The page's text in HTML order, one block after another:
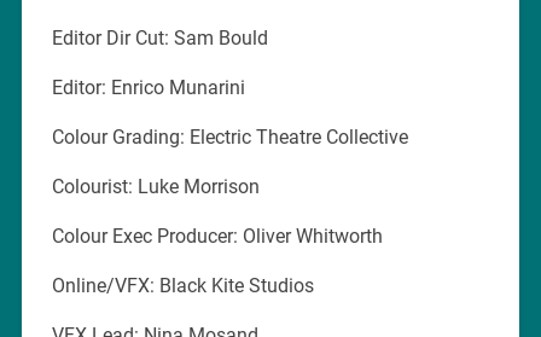
Editor Dir Cut: Sam Bould
Editor: Enrico Munarini
Colour Grading: Electric Theatre Collective
Colourist: Luke Morrison
Colour Exec Producer: Oliver Whitworth
Online/VFX: Black Kite Studios